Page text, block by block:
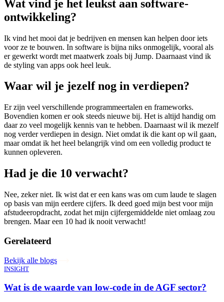
Wat vind je het leukst aan software-
ontwikkeling?
Ik vind het mooi dat je bedrijven en mensen kan helpen door iets
voor ze te bouwen. In software is bijna niks onmogelijk, vooral als
er gewerkt wordt met maatwerk zoals bij Jump. Daarnaast vind ik
de styling van apps ook heel leuk.
Waar wil je jezelf nog in verdiepen?
Er zijn veel verschillende programmeertalen en frameworks.
Bovendien komen er ook steeds nieuwe bij. Het is altijd handig om
daar zo veel mogelijk kennis van te hebben. Daarnaast wil ik mezelf
nog verder verdiepen in design. Niet omdat ik die kant op wil gaan,
maar omdat ik het heel belangrijk vind om een volledig product te
kunnen opleveren.
Had je die 10 verwacht?
Nee, zeker niet. Ik wist dat er een kans was om cum laude te slagen
op basis van mijn eerdere cijfers. Ik deed goed mijn best voor mijn
afstudeeropdracht, zodat het mijn cijfergemiddelde niet omlaag zou
brengen. Maar een 10 had ik nooit verwacht!
Gerelateerd
Bekijk alle blogs
INSIGHT
Wat is de waarde van low-code in de AGF sector?